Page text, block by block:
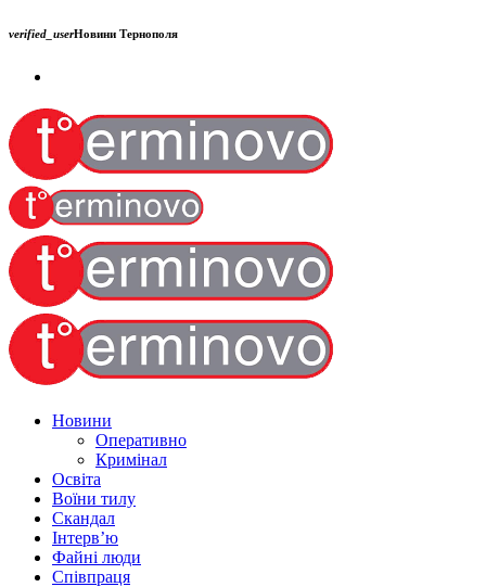
verified_userНовини Тернополя
Новини
Оперативно
Кримінал
Освіта
Воїни тилу
Скандал
Інтерв’ю
Файні люди
Співпраця